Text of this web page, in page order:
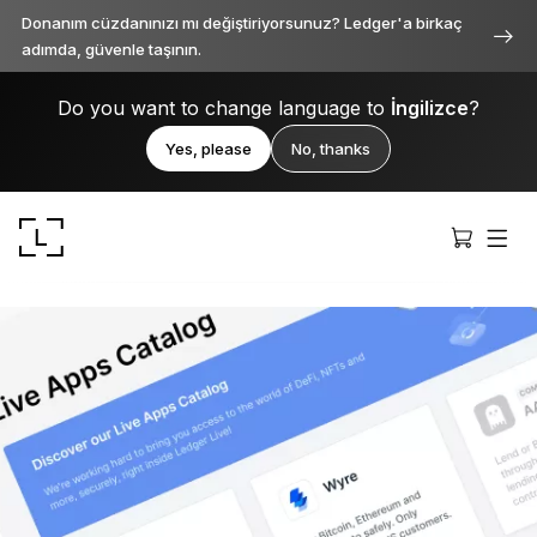
Donanım cüzdanınızı mı değiştiriyorsunuz? Ledger'a birkaç
adımda, güvenle taşının.
Do you want to change language to İngilizce?
Yes, please No, thanks
Ledger Stax
Her açıdan birinci sınıf